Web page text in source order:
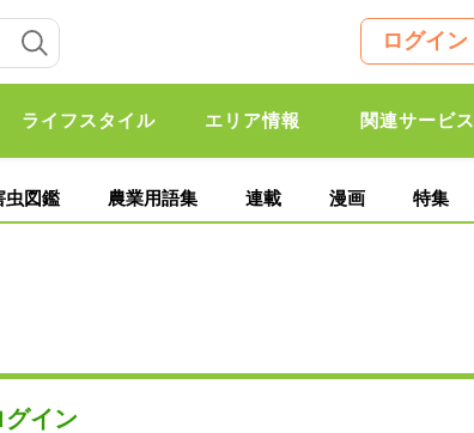
ログイン
ライフスタイル エリア情報 関連サービス
虫図鑑 農業用語集 連載 漫画 特集
イン